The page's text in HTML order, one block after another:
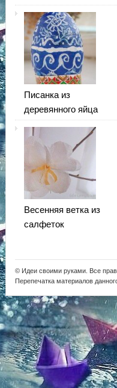
Писанка из
деревянного яйца
Весенняя ветка из
салфеток
© Идеи своими руками. Все
Перепечатка материалов